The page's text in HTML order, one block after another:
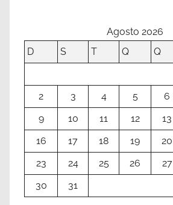
Agosto 2026
D
S T Q Q
2
3 4 5 6
9
10 11 12 13
16
17 18 19 20
23
24 25 26 27
30
31